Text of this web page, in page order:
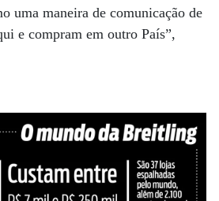
uma maneira de comunicação de
e compram em outro País”,